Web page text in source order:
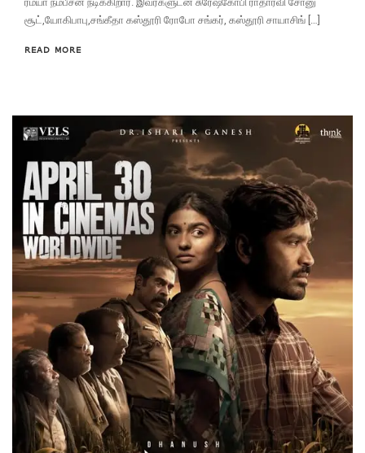
சூட்,யோகிபாபு,சங்கீதா கஸ்தூரி ரோபோ சங்கர், கஸ்தூரி சாயாசிங் […]
READ MORE